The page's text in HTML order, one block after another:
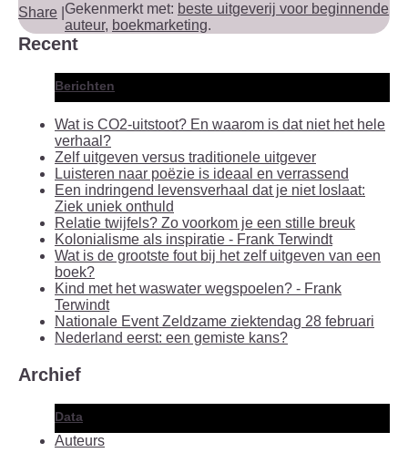
Share Gekenmerkt met: beste uitgeverij voor beginnende
auteur, boekmarketing.
Recent
Berichten
Wat is CO2-uitstoot? En waarom is dat niet het hele
verhaal?
Zelf uitgeven versus traditionele uitgever
Luisteren naar poëzie is ideaal en verrassend
Een indringend levensverhaal dat je niet loslaat:
Ziek uniek onthuld
Relatie twijfels? Zo voorkom je een stille breuk
Kolonialisme als inspiratie - Frank Terwindt
Wat is de grootste fout bij het zelf uitgeven van een
boek?
Kind met het waswater wegspoelen? - Frank
Terwindt
Nationale Event Zeldzame ziektendag 28 februari
Nederland eerst: een gemiste kans?
Archief
Data
Auteurs